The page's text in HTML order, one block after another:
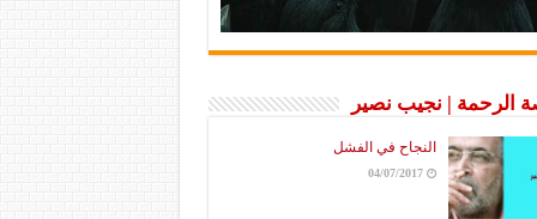
الرحمة | نجيب نصير
النجاح في الفشل
04/07/2017